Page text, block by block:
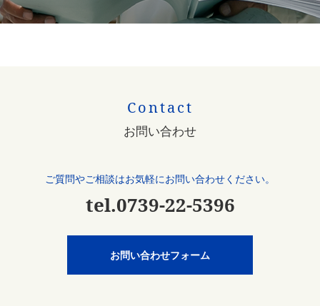
Contact
お問い合わせ
ご質問やご相談はお気軽にお問い合わせください。
tel.0739-22-5396
お問い合わせフォーム